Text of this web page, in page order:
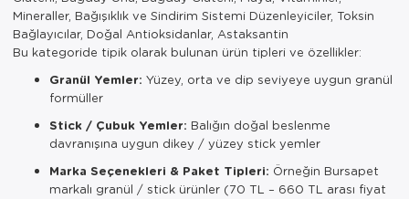
Mineraller, Bağışıklık ve Sindirim Sistemi Düzenleyiciler, Toksin
Bağlayıcılar, Doğal Antioksidanlar, Astaksantin
Bu kategoride tipik olarak bulunan ürün tipleri ve özellikler:
Granül Yemler: Yüzey, orta ve dip seviyeye uygun granül
formüller
Stick / Çubuk Yemler: Balığın doğal beslenme
davranışına uygun dikey / yüzey stick yemler
Marka Seçenekleri & Paket Tipleri: Örneğin Bursapet
markalı granül / stick ürünler (70 TL – 660 TL arası fiyat